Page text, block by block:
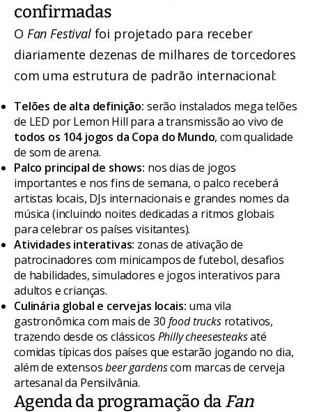
confirmadas
O Fan Festivalfoi projetado para receber
diariamente dezenas de milhares de torcedores
com uma estrutura de padrão internacional:
Telões de alta definição: serão instalados mega telões
de LED por Lemon Hill para a transmissão ao vivo de
todos os 104 jogos da Copa do Mundo, com qualidade
de som de arena.
Palco principal de shows: nos dias de jogos
importantes e nos fins de semana, o palco receberá
artistas locais, DJs internacionais e grandes nomes da
música (incluindo noites dedicadas a ritmos globais
para celebrar os países visitantes).
Atividades interativas: zonas de ativação de
patrocinadores com minicampos de futebol, desafios
de habilidades, simuladores e jogos interativos para
adultos e crianças.
Culinária global e cervejas locais: uma vila
gastronômica com mais de 30 food trucksrotativos,
trazendo desde os clássicos Philly cheesesteaksaté
comidas típicas dos países que estarão jogando no dia,
além de extensosbeer gardenscom marcas de cerveja
artesanal da Pensilvânia.
Agenda da programação da Fan